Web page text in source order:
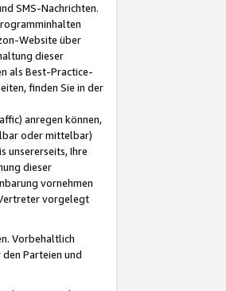
SMS-Nachrichten.
Website über
dieser
als Best-Practice-
finden Sie in der
anregen können,
oder mittelbar)
unsererseits, Ihre
dieser
vornehmen
vorgelegt
Vorbehaltlich
Parteien und